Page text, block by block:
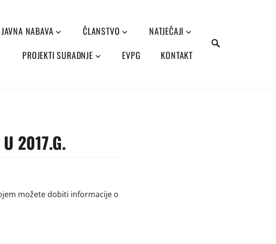
JAVNA NABAVA ČLANSTVO
NATJEČAJI
PROJEKTI SURADNJE
EVPG KONTAKT
U 2017.G.
možete dobiti informacije o